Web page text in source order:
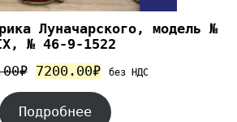
Луначарского, модель №
№ 46-9-1522
₽ 7200.00₽ без НДС
Подробнее